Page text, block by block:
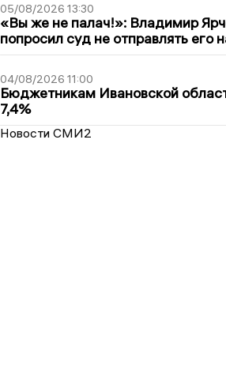
05/08/2026 13:30
«Вы же не палач!»: Владимир
попросил суд не отправлять его
04/08/2026 11:00
Бюджетникам Ивановской
7,4%
Новости СМИ2